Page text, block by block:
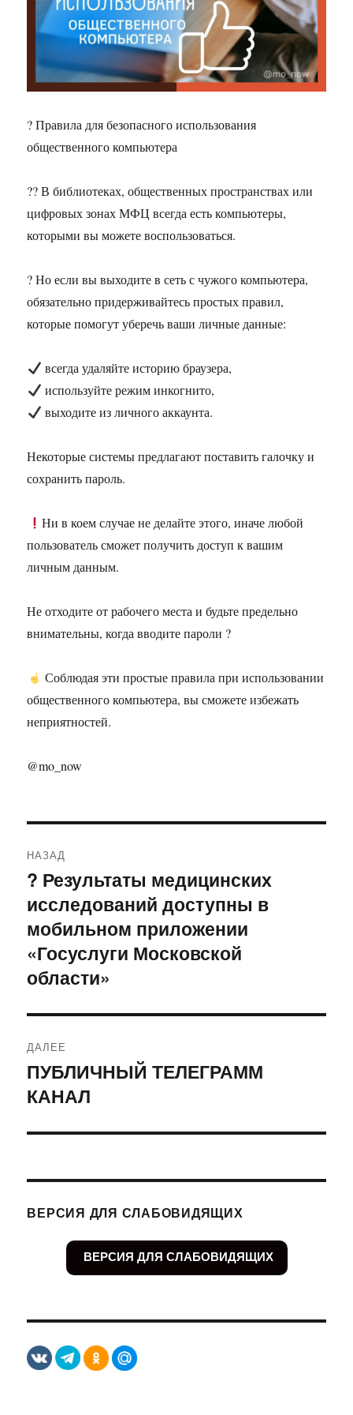
? Правила для безопасного использования
общественного компьютера
?‍? В библиотеках, общественных пространствах или
цифровых зонах МФЦ всегда есть компьютеры,
которыми вы можете воспользоваться.
? Но если вы выходите в сеть с чужого компьютера,
обязательно придерживайтесь простых правил,
которые помогут уберечь ваши личные данные:
всегда удаляйте историю браузера,
используйте режим инкогнито,
выходите из личного аккаунта.
Некоторые системы предлагают поставить галочку и
сохранить пароль.
Ни в коем случае не делайте этого, иначе любой
пользователь сможет получить доступ к вашим
личным данным.
Не отходите от рабочего места и будьте предельно
внимательны, когда вводите пароли ?
Соблюдая эти простые правила при использовании
общественного компьютера, вы сможете избежать
неприятностей.
@mo_now
по
записям
НАЗАД
Предыдущая
запись:
? Результаты медицинских
исследований доступны в
мобильном приложении
«Госуслуги Московской
области»
ДАЛЕЕ
Следующая
запись:
ПУБЛИЧНЫЙ ТЕЛЕГРАММ
КАНАЛ
ВЕРСИЯ ДЛЯ СЛАБОВИДЯЩИХ
ВЕРСИЯ ДЛЯ СЛАБОВИДЯЩИХ